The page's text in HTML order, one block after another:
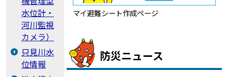
水位計・
河川監視
カメラ）
只見川水
位情報
マイ避難シート作成ページ
防災ニュース